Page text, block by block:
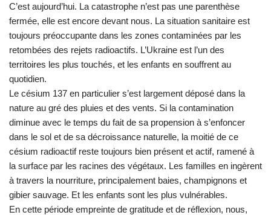
C’est aujourd’hui. La catastrophe n’est pas une parenthèse
fermée, elle est encore devant nous. La situation sanitaire est
toujours préoccupante dans les zones contaminées par les
retombées des rejets radioactifs. L’Ukraine est l’un des
territoires les plus touchés, et les enfants en souffrent au
quotidien.
Le césium 137 en particulier s’est largement déposé dans la
nature au gré des pluies et des vents. Si la contamination
diminue avec le temps du fait de sa propension à s’enfoncer
dans le sol et de sa décroissance naturelle, la moitié de ce
césium radioactif reste toujours bien présent et actif, ramené à
la surface par les racines des végétaux. Les familles en ingèrent
à travers la nourriture, principalement baies, champignons et
gibier sauvage. Et les enfants sont les plus vulnérables.
En cette période empreinte de gratitude et de réflexion, nous,